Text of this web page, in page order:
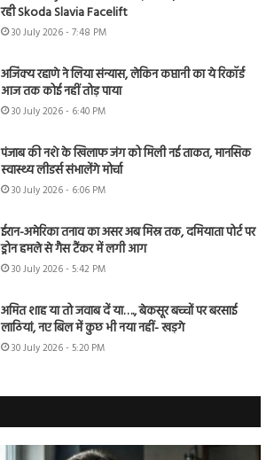
रही Skoda Slavia Facelift
30 July 2026 - 7:48 PM
अजिंक्य रहाणे ने लिया संन्यास, लेकिन कप्तानी का ये रिकॉर्ड
आज तक कोई नहीं तोड़ पाया
30 July 2026 - 6:40 PM
पंजाब की नशे के खिलाफ जंग को मिली नई ताकत, मानसिक
स्वास्थ्य लीडर्स संभालेंगे मोर्चा
30 July 2026 - 6:06 PM
ईरान-अमेरिका तनाव का असर अब मिस्र तक, दमियाता पोर्ट पर
ड्रोन हमले से गैस टैंकर में लगी आग
30 July 2026 - 5:42 PM
अमित शाह या तो जवाब दें या…., बेकसूर बच्चों पर बरसाई
लाठियां, नए बिल में कुछ भी नया नहीं- खड़गे
30 July 2026 - 5:20 PM